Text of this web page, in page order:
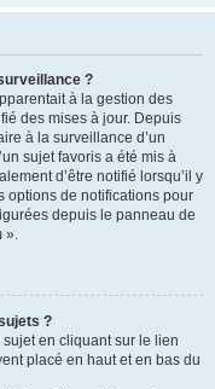
?
à la gestion des
des mises à jour. Depuis
à la surveillance d’un
sujet favoris a été mis à
d’être notifié lorsqu’il y
options de notifications pour
depuis le panneau de
».
?
en cliquant sur le lien
placé en haut et en bas du